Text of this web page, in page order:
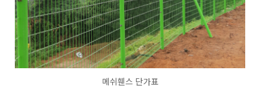
메쉬휀스 단가표